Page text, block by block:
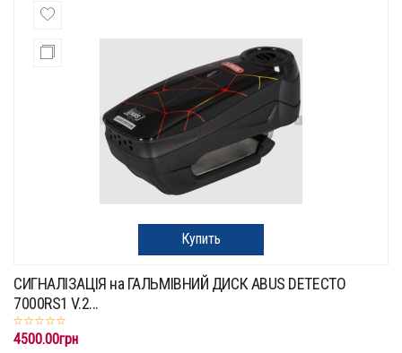
Купить
СИГНАЛІЗАЦІЯ на ГАЛЬМІВНИЙ ДИСК ABUS DETECTO
7000RS1 V.2...
4500.00грн